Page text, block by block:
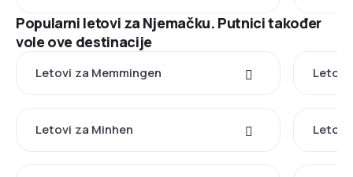
Popularni letovi za Njemačku. Putnici također
vole ove destinacije
Letovi za Memmingen Letovi
Letovi za Minhen